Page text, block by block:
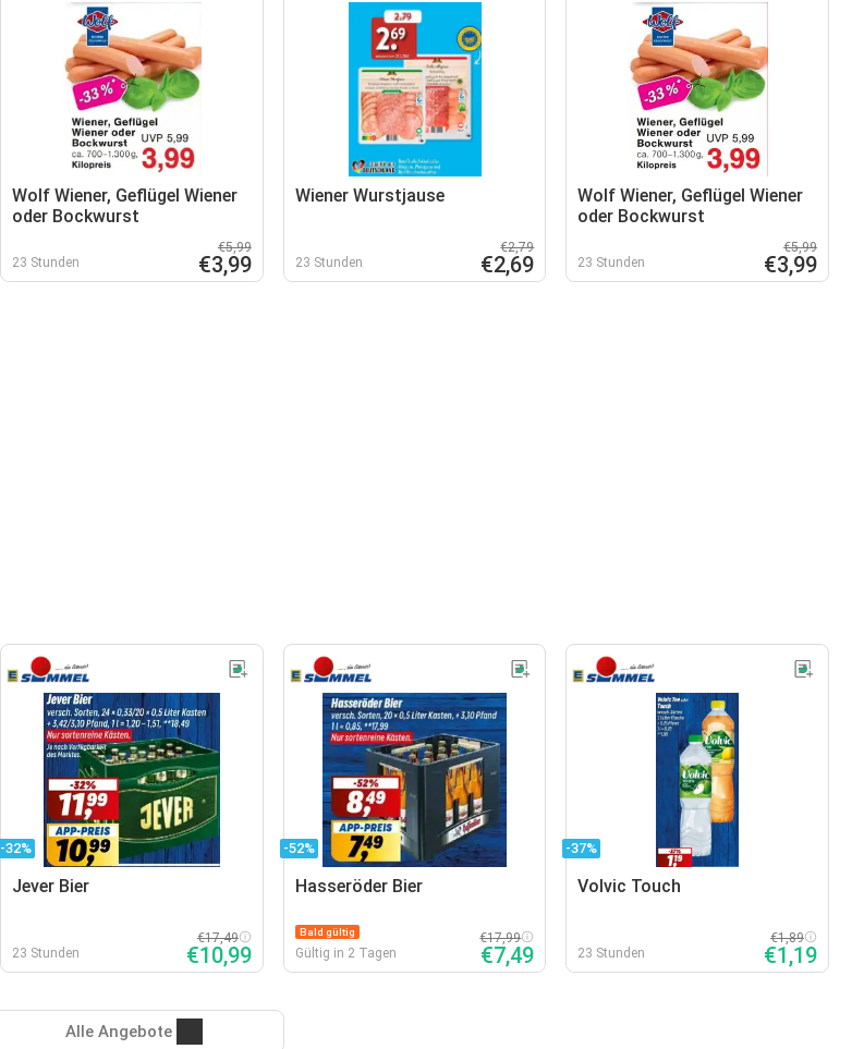
Wolf Wiener, Geflügel Wiener
oder Bockwurst
23 Stunden
€5,99
€3,99
Wiener Wurstjause
23 Stunden
€2,79
€2,69
Wolf Wiener, Geflügel Wiener
oder Bockwurst
23 Stunden
€5,99
€3,99
-32%
Jever Bier
23 Stunden
€17,49
€10,99
-52%
Hasseröder Bier
Bald gültig
Gültig in 2 Tagen
€17,99
€7,49
-37%
Volvic Touch
23 Stunden
€1,89
€1,19
Alle Angebote